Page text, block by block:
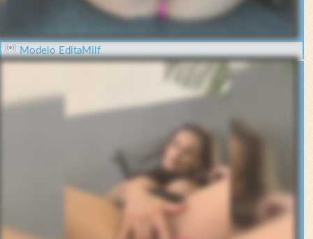
Modelo EditaMilf